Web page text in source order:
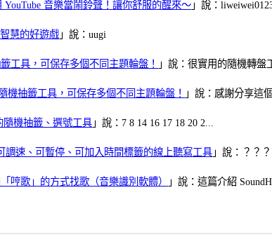
YouTube 音樂當鬧鈴聲！讓你舒服的醒來～ 」說：
慧的好遊戲 」說：uugi
工具，可保存多個不同主題輪盤！ 」說：很實用的隨機轉盤
機抽籤工具，可保存多個不同主題輪盤！ 」說：感謝分享這
隨機抽籤、選號工具 」說：7 8 14 16 17 18 20 2...
調速、可暫停、可加入時間標籤的線上聽寫工具 」說：？？？
「哼歌」的方式找歌（音樂識別軟體） 」說：這篇介紹